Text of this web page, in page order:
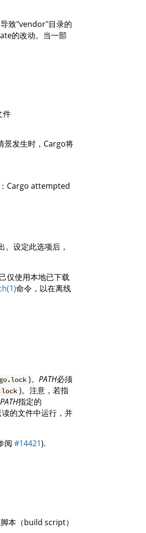
致"vendor"目录的
的改动。当一部
件
景发生时，Cargo将
Cargo attempted
设定此选项后，
仅使用本地已下载
命令，以在离线
)。PATH必须
)。注意，若指
PATH指定的
的文件中运行，并
阅#14421).
本（build script）